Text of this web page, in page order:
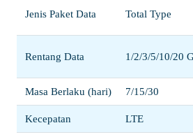
Jenis Paket Data Total Type
Rentang Data 1/2/3/5/10/20
Masa Berlaku (hari) 7/15/30
Kecepatan LTE